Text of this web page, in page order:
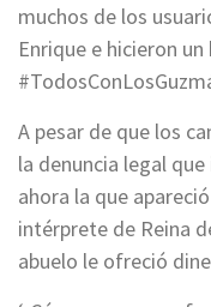
muchos de los
Enrique e hicieron
A pesar de que los
la denuncia legal
ahora la que
intérprete de Reina
abuelo le ofreció